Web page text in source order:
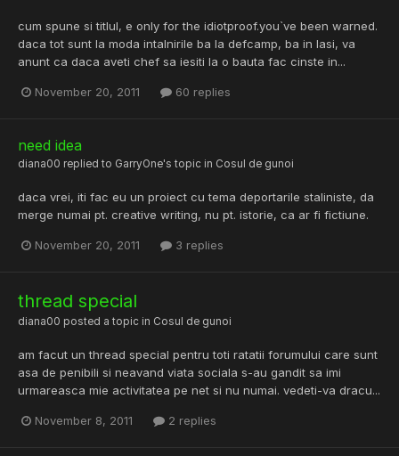
cum spune si titlul, e only for the idiotproof.you`ve been warned.
daca tot sunt la moda intalnirile ba la defcamp, ba in Iasi, va
anunt ca daca aveti chef sa iesiti la o bauta fac cinste in...
November 20, 2011 60 replies
need idea
diana00 replied to GarryOne's topic in Cosul de gunoi
daca vrei, iti fac eu un proiect cu tema deportarile staliniste, da
merge numai pt. creative writing, nu pt. istorie, ca ar fi fictiune.
November 20, 2011 3 replies
thread special
diana00 posted a topic in Cosul de gunoi
am facut un thread special pentru toti ratatii forumului care sunt
asa de penibili si neavand viata sociala s-au gandit sa imi
urmareasca mie activitatea pe net si nu numai. vedeti-va dracu...
November 8, 2011 2 replies